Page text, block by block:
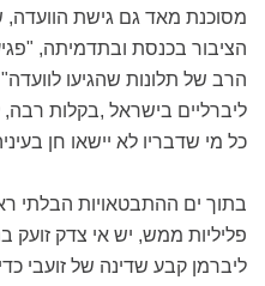
מסוכנת מאד גם גישת הוועדה,
הציבור בכנסת ובתדמיתה,
הרב של תלונות שהגיעו לוועדה"
ליברליים בישראל ,בקלות
כל מי שדבריו לא יישאו חן
בתוך ים ההתבטאויות הבלתי
פליליות ממש, יש אי צדק זועק
ליברמן קבע שדינה של זועבי